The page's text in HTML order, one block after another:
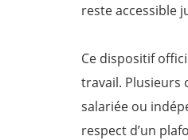
reste accessible
Ce dispositif
travail. Plusieurs
salariée ou
respect d’un